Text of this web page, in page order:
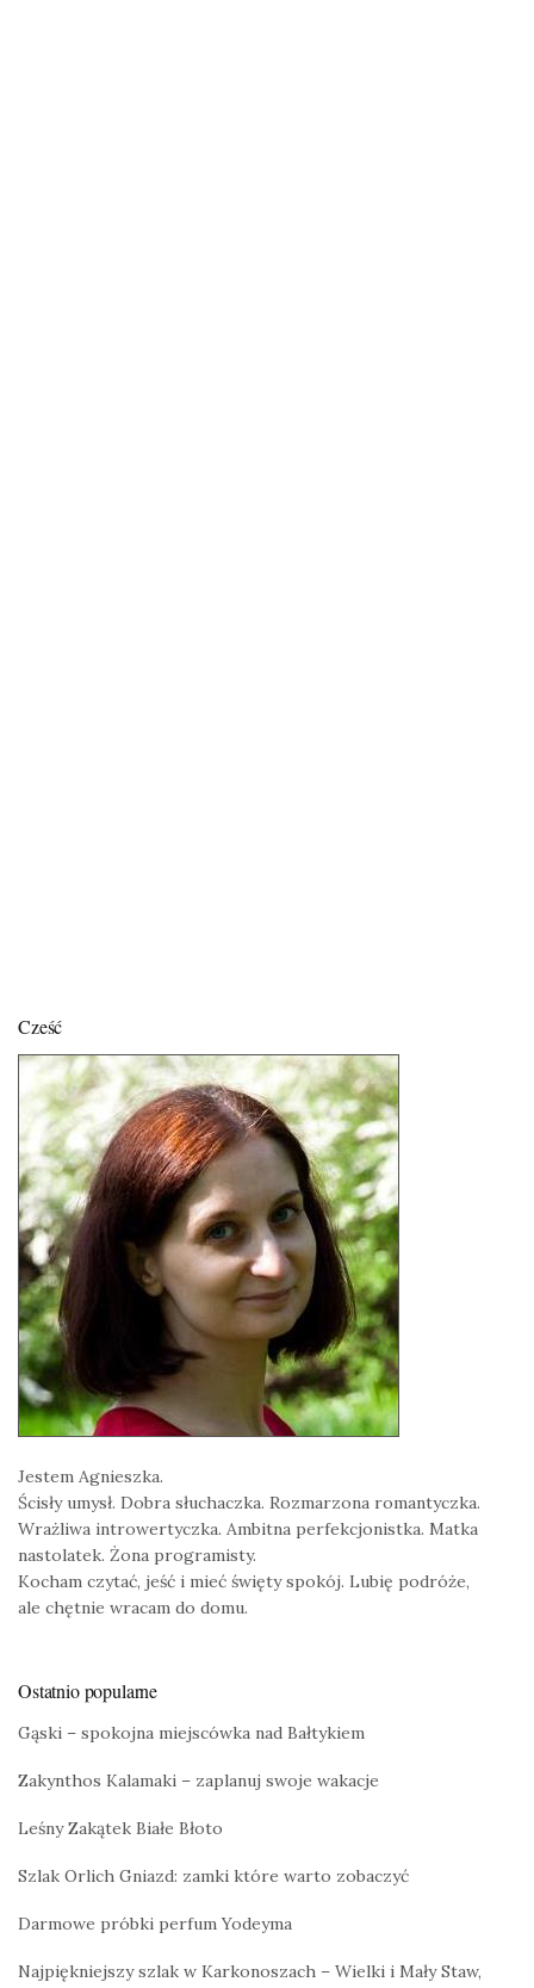
Cześć
Jestem Agnieszka.
Ścisły umysł. Dobra słuchaczka. Rozmarzona romantyczka.
Wrażliwa introwertyczka. Ambitna perfekcjonistka. Matka
nastolatek. Żona programisty.
Kocham czytać, jeść i mieć święty spokój. Lubię podróże,
ale chętnie wracam do domu.
Ostatnio popularne
Gąski – spokojna miejscówka nad Bałtykiem
Zakynthos Kalamaki – zaplanuj swoje wakacje
Leśny Zakątek Białe Błoto
Szlak Orlich Gniazd: zamki które warto zobaczyć
Darmowe próbki perfum Yodeyma
Najpiękniejszy szlak w Karkonoszach – Wielki i Mały Staw,